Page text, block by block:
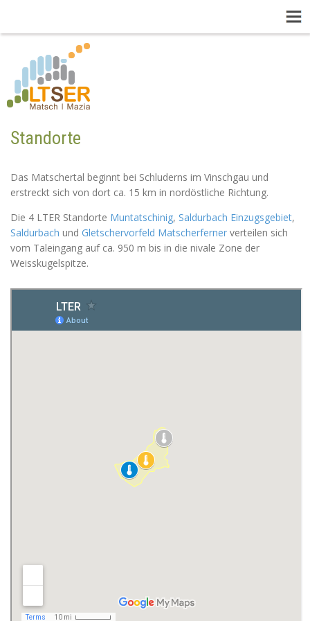
Standorte
Das Matschertal beginnt bei Schluderns im Vinschgau und
erstreckt sich von dort ca. 15 km in nordöstliche Richtung.
Die 4 LTER Standorte Muntatschinig, Saldurbach Einzugsgebiet,
Saldurbach und Gletschervorfeld Matscherferner verteilen sich
vom Taleingang auf ca. 950 m bis in die nivale Zone der
Weisskugelspitze.